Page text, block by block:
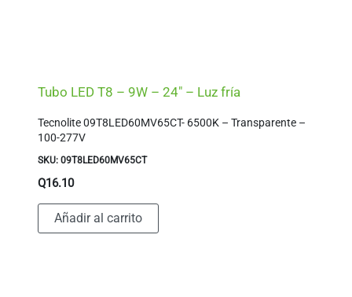
Tubo LED T8 – 9W – 24″ – Luz fría
Tecnolite 09T8LED60MV65CT- 6500K – Transparente –
100-277V
SKU: 09T8LED60MV65CT
Q16.10
Añadir al carrito